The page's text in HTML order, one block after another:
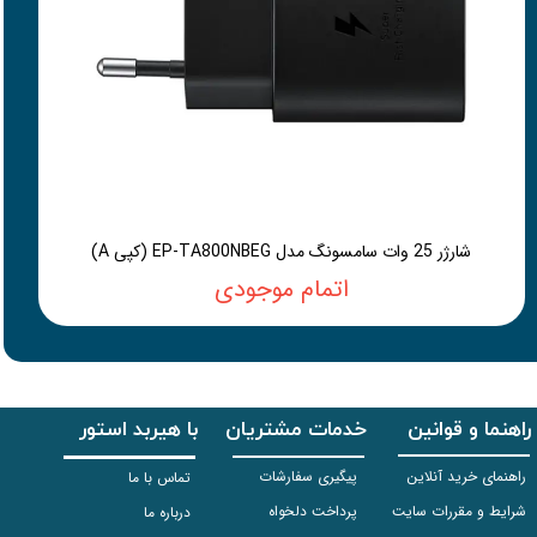
شارژر 25 وات سامسونگ مدل EP-TA800NBEG (کپی A)
اتمام موجودی
راهنما و قوانین
راهنمای خرید آنلاین
شرایط و مقررات سایت
خدمات مشتریان
پیگیری سفارشات
پرداخت دلخواه
با هیربد استور
تماس با ما
درباره ما